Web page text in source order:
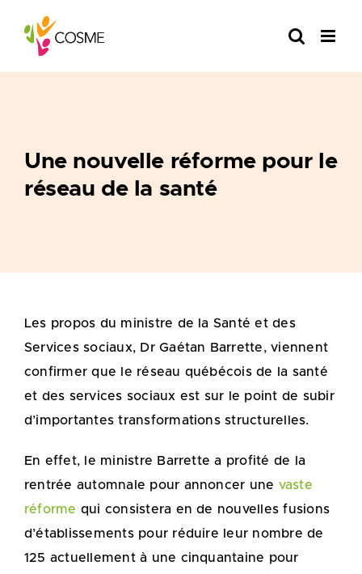
content
Une nouvelle réforme pour le
réseau de la santé
Les propos du ministre de la Santé et des
Services sociaux, Dr Gaétan Barrette, viennent
confirmer que le réseau québécois de la santé
et des services sociaux est sur le point de subir
d’importantes transformations structurelles.
En effet, le ministre Barrette a profité de la
rentrée automnale pour annoncer une vaste
réforme qui consistera en de nouvelles fusions
d’établissements pour réduire leur nombre de
125 actuellement à une cinquantaine pour